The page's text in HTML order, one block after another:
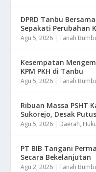
DPRD Tanbu
Sepakati Perubahan
Agu 5, 2026 |Tanah
Kesempatan
KPM PKH di Tanbu
Agu 5, 2026 |Tanah
Ribuan Massa PSHT
Sukorejo, Desak
Agu 5, 2026 | Daerah,
PT BIB Tangani
Secara Bekelanjutan
Agu 2, 2026 |Tanah